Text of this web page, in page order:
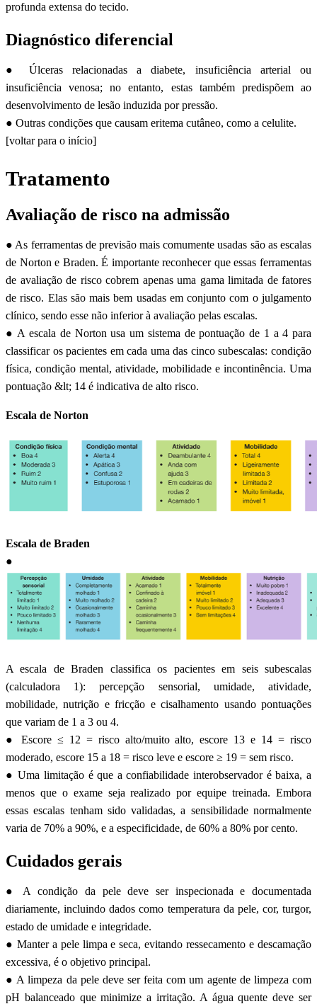
profunda extensa do tecido.
Diagnóstico diferencial
● Úlceras relacionadas a diabete, insuficiência arterial ou
insuficiência venosa; no entanto, estas também predispõem ao
desenvolvimento de lesão induzida por pressão.
● Outras condições que causam eritema cutâneo, como a celulite.
[voltar para o início]
Tratamento
Avaliação de risco na admissão
● As ferramentas de previsão mais comumente usadas são as escalas
de Norton e Braden. É importante reconhecer que essas ferramentas
de avaliação de risco cobrem apenas uma gama limitada de fatores
de risco. Elas são mais bem usadas em conjunto com o julgamento
clínico, sendo esse não inferior à avaliação pelas escalas.
● A escala de Norton usa um sistema de pontuação de 1 a 4 para
classificar os pacientes em cada uma das cinco subescalas: condição
física, condição mental, atividade, mobilidade e incontinência. Uma
pontuação &lt; 14 é indicativa de alto risco.
Escala de Norton
Escala de Braden
●
A escala de Braden classifica os pacientes em seis subescalas
(calculadora 1): percepção sensorial, umidade, atividade,
mobilidade, nutrição e fricção e cisalhamento usando pontuações
que variam de 1 a 3 ou 4.
● Escore ≤ 12 = risco alto/muito alto, escore 13 e 14 = risco
moderado, escore 15 a 18 = risco leve e escore ≥ 19 = sem risco.
● Uma limitação é que a confiabilidade interobservador é baixa, a
menos que o exame seja realizado por equipe treinada. Embora
essas escalas tenham sido validadas, a sensibilidade normalmente
varia de 70% a 90%, e a especificidade, de 60% a 80% por cento.
Cuidados gerais
● A condição da pele deve ser inspecionada e documentada
diariamente, incluindo dados como temperatura da pele, cor, turgor,
estado de umidade e integridade.
● Manter a pele limpa e seca, evitando ressecamento e descamação
excessiva, é o objetivo principal.
● A limpeza da pele deve ser feita com um agente de limpeza com
pH balanceado que minimize a irritação. A água quente deve ser